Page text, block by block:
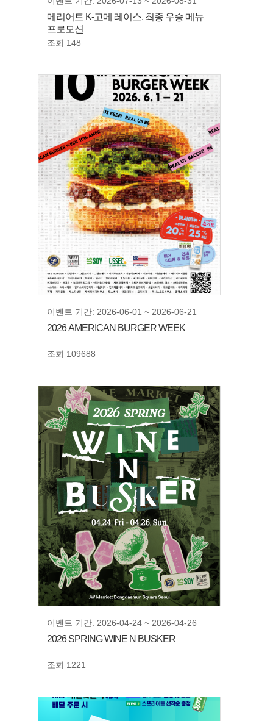
메리어트 K-고메 레이스, 최종 우승 메뉴
프로모션
조회 148
이벤트 기간: 2026-06-01 ~ 2026-06-21
2026 AMERICAN BURGER WEEK
조회 109688
이벤트 기간: 2026-04-24 ~ 2026-04-26
2026 SPRING WINE N BUSKER
조회 1221